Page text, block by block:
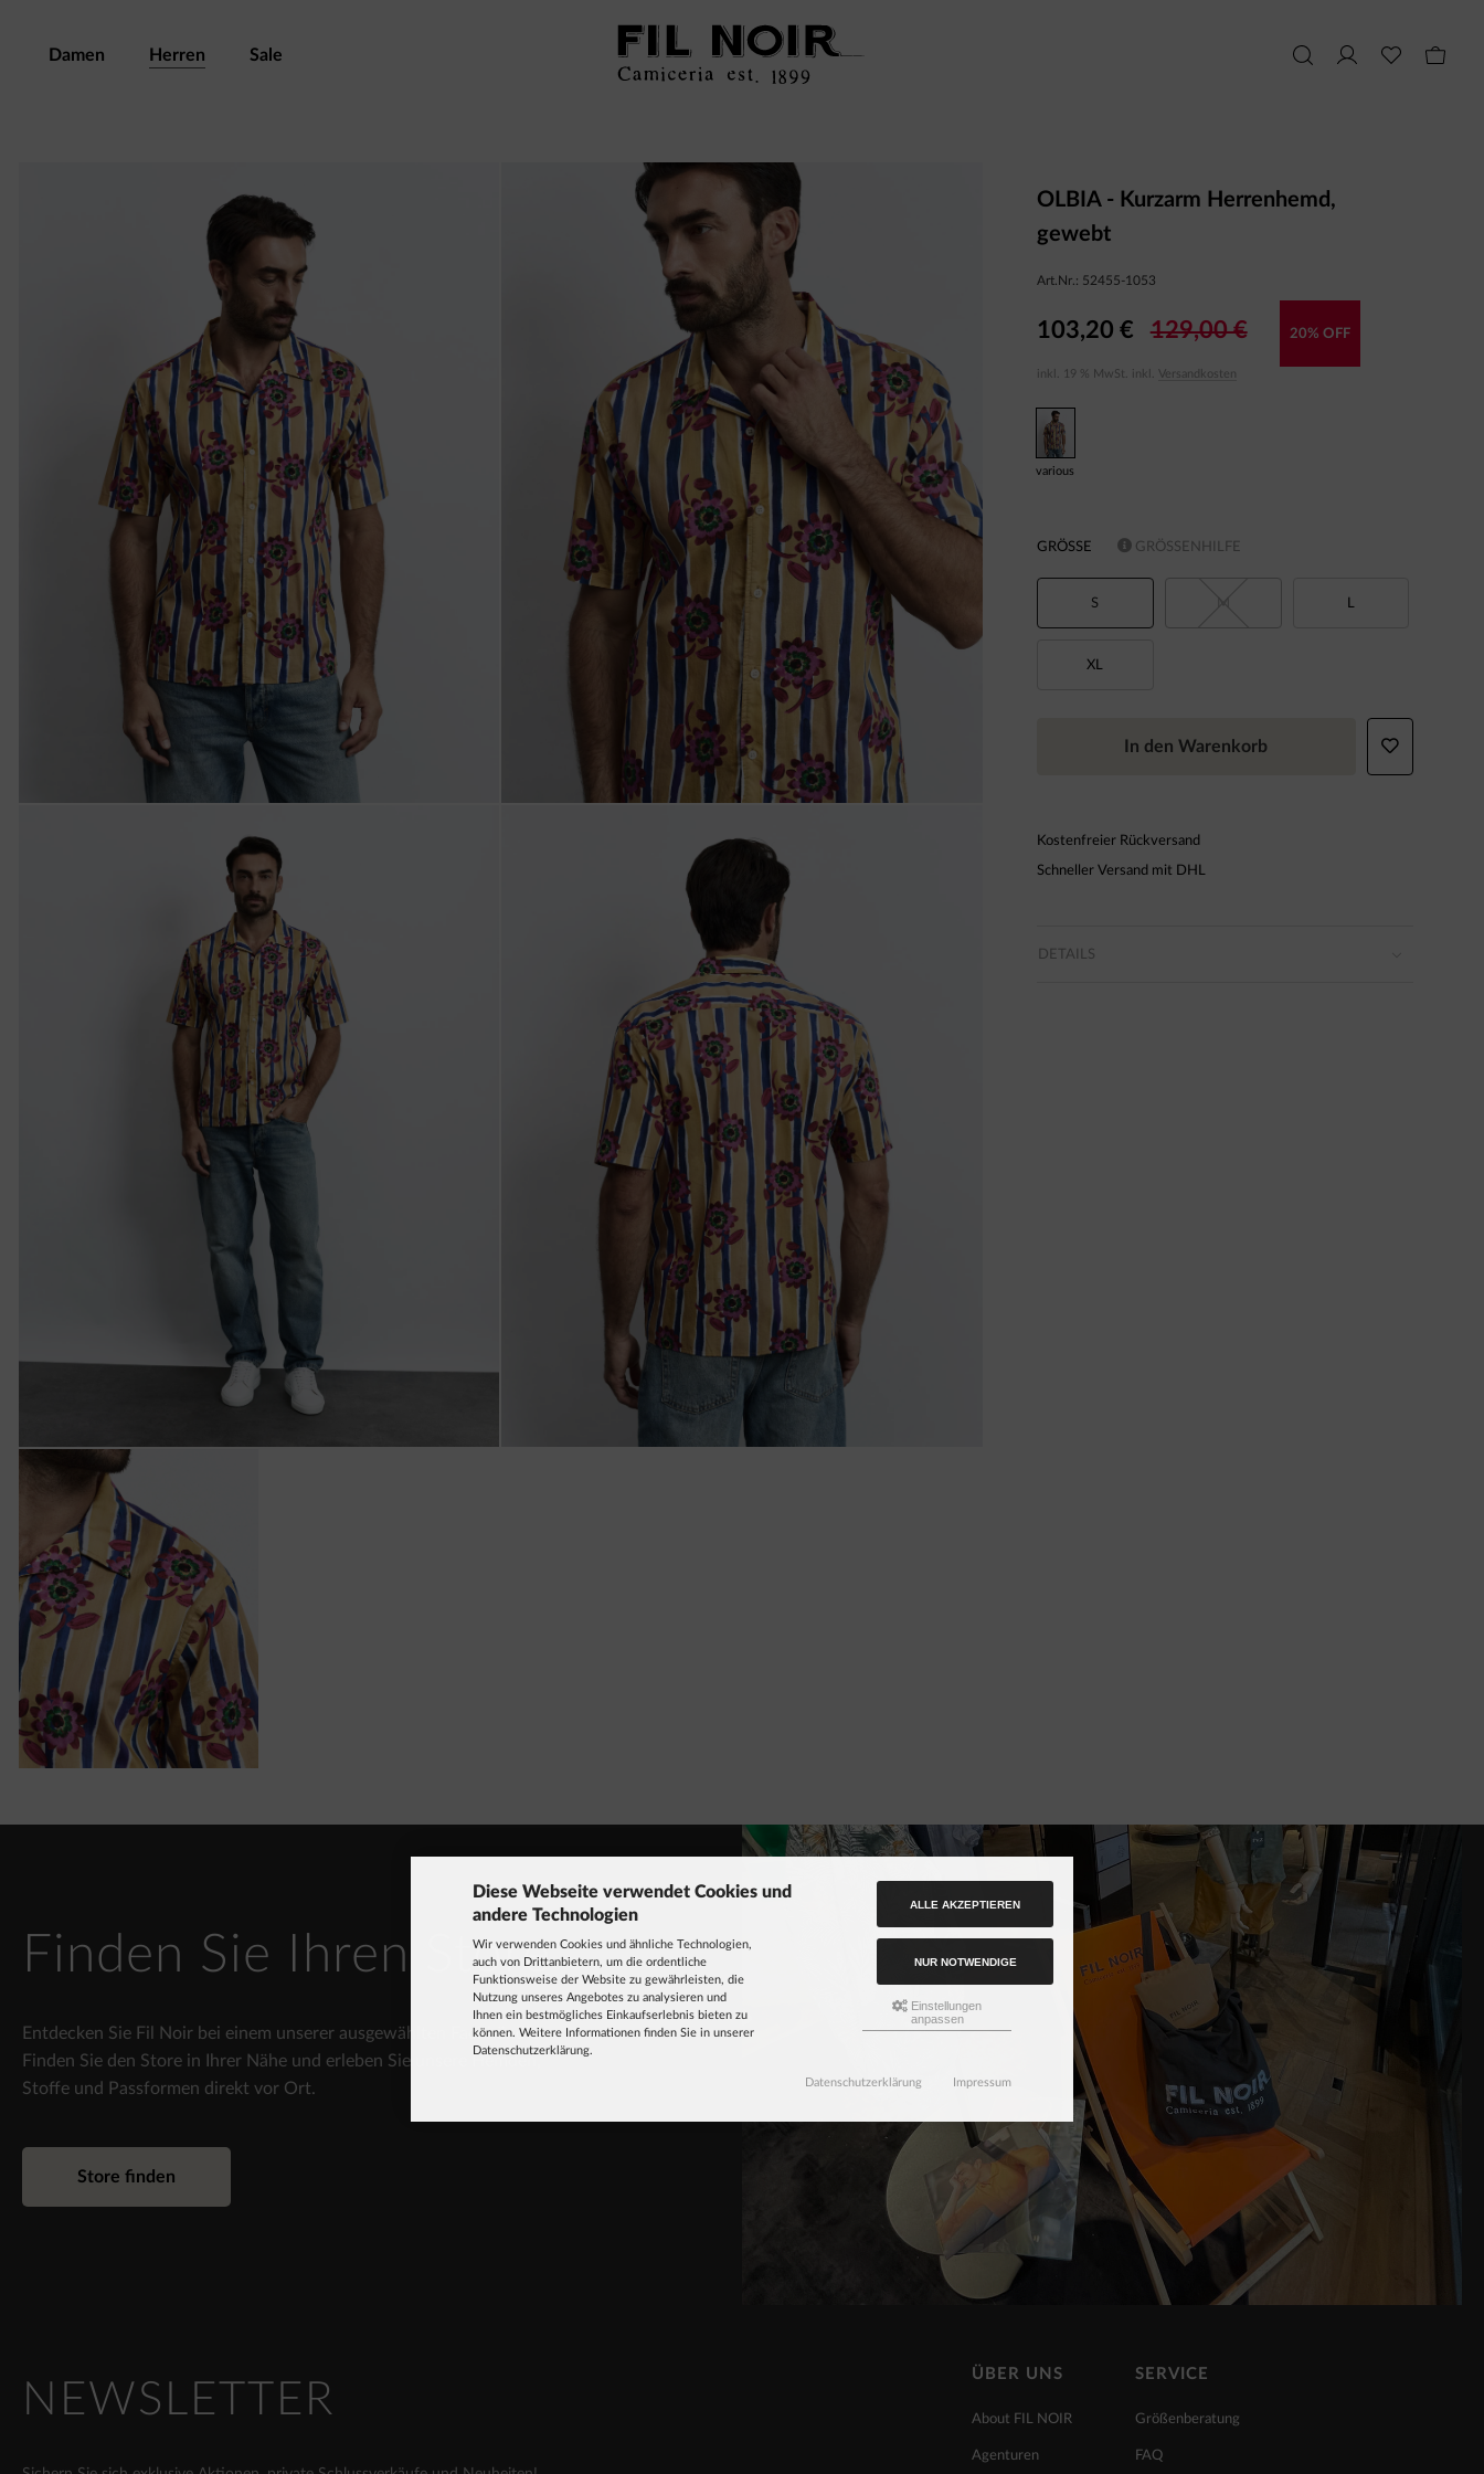
Damen Herren Sale
OLBIA - Kurzarm Herrenhemd,
gewebt
Art.Nr.: 52455-1053
103,20 € 129,00 € 20% OFF
inkl. 19 % MwSt. inkl. Versandkosten
various
GRÖSSE GRÖSSENHILFE
S L
XL
In den Warenkorb
Kostenfreier Rückversand
Schneller Versand mit DHL
DETAILS
Finden Sie Ihren Store
Entdecken Sie Fil Noir bei einem unserer ausgewählten Fachhändler.
Finden Sie den Store in Ihrer Nähe und erleben Sie unsere Hemden,
Stoffe und Passformen direkt vor Ort.
Store finden
NEWSLETTER
ÜBER UNS
About FIL NOIR
Agenturen
SERVICE
Größenberatung
FAQ
Diese Webseite verwendet Cookies und
andere Technologien
Wir verwenden Cookies und ähnliche Technologien,
auch von Drittanbietern, um die ordentliche
Funktionsweise der Website zu gewährleisten, die
Nutzung unseres Angebotes zu analysieren und
Ihnen ein bestmögliches Einkaufserlebnis bieten zu
können. Weitere Informationen finden Sie in unserer
Datenschutzerklärung.
ALLE AKZEPTIEREN
NUR NOTWENDIGE
Einstellungen
anpassen
Datenschutzerklärung Impressum